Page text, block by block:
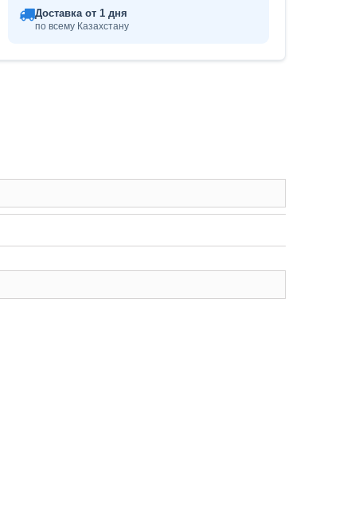
Доставка от 1 дня
по всему Казахстану